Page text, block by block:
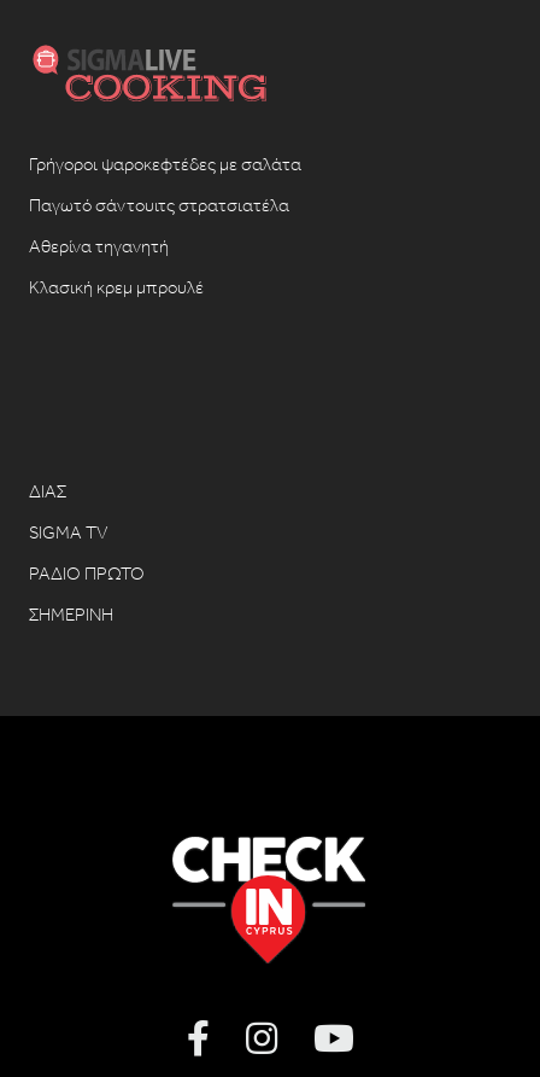
Γρήγοροι ψαροκεφτέδες με σαλάτα
Παγωτό σάντουιτς στρατσιατέλα
Αθερίνα τηγανητή
Κλασική κρεμ μπρουλέ
ΔΙΑΣ
SIGMA TV
ΡΑΔΙΟ ΠΡΩΤΟ
ΣΗΜΕΡΙΝΗ